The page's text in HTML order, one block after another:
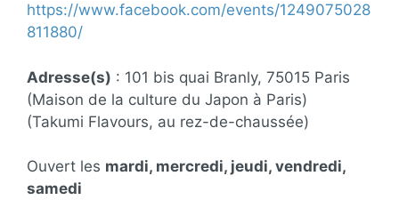
https://www.facebook.com/events/1249075028
811880/
Adresse(s) : 101 bis quai Branly, 75015 Paris
(Maison de la culture du Japon à Paris)
(Takumi Flavours, au rez-de-chaussée)
Ouvert les mardi, mercredi, jeudi, vendredi,
samedi